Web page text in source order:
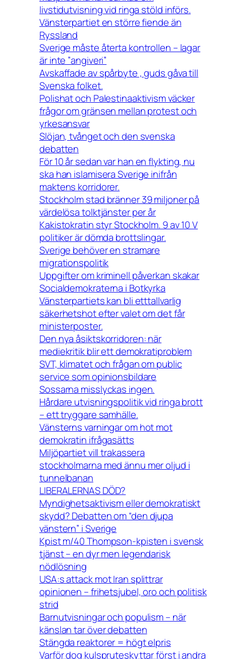
livstidutvisning vid ringa stöld införs.
Vänsterpartiet en större fiende än
Ryssland
Sverige måste återta kontrollen – lagar
är inte ”angiveri”
Avskaffade av spårbyte , guds gåva till
Svenska folket.
Polishat och Palestinaaktivism väcker
frågor om gränsen mellan protest och
yrkesansvar
Slöjan, tvånget och den svenska
debatten
För 10 år sedan var han en flykting, nu
ska han islamisera Sverige inifrån
maktens korridorer.
Stockholm stad bränner 39 miljoner på
värdelösa tolktjänster per år
Kakistokratin styr Stockholm. 9 av 10 V
politiker är dömda brottslingar.
Sverige behöver en stramare
migrationspolitik
Uppgifter om kriminell påverkan skakar
Socialdemokraterna i Botkyrka
Vänsterpartiets kan bli etttallvarlig
säkerhetshot efter valet om det får
ministerposter.
Den nya åsiktskorridoren: när
mediekritik blir ett demokratiproblem
SVT, klimatet och frågan om public
service som opinionsbildare
Sossarna misslyckas ingen.
Hårdare utvisningspolitik vid ringa brott
– ett tryggare samhälle.
Vänsterns varningar om hot mot
demokratin ifrågasätts
Miljöpartiet vill trakassera
stockholmarna med ännu mer oljud i
tunnelbanan
LIBERALERNAS DÖD?
Myndighetsaktivism eller demokratiskt
skydd? Debatten om “den djupa
vänstern” i Sverige
Kpist m/40 Thompson-kpisten i svensk
tjänst – en dyr men legendarisk
nödlösning
USA:s attack mot Iran splittrar
opinionen – frihetsjubel, oro och politisk
strid
Barnutvisningar och populism – när
känslan tar över debatten
Stängda reaktorer = högt elpris
Varför dog kulspruteskyttar först i andra